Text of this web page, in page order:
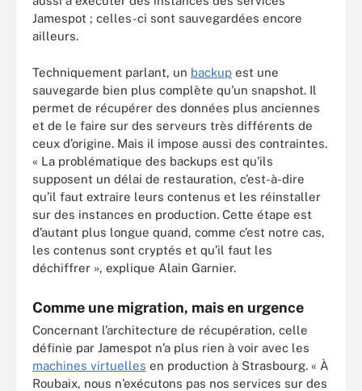
Jamespot ; celles-ci sont sauvegardées encore
ailleurs.
Techniquement parlant, un backup est une
sauvegarde bien plus complète qu’un snapshot. Il
permet de récupérer des données plus anciennes
et de le faire sur des serveurs très différents de
ceux d’origine. Mais il impose aussi des contraintes.
« La problématique des backups est qu’ils
supposent un délai de restauration, c’est-à-dire
qu’il faut extraire leurs contenus et les réinstaller
sur des instances en production. Cette étape est
d’autant plus longue quand, comme c’est notre cas,
les contenus sont cryptés et qu’il faut les
déchiffrer », explique Alain Garnier.
Comme une migration, mais en urgence
Concernant l’architecture de récupération, celle
définie par Jamespot n’a plus rien à voir avec les
machines virtuelles en production à Strasbourg. « À
Roubaix, nous n’exécutons pas nos services sur des